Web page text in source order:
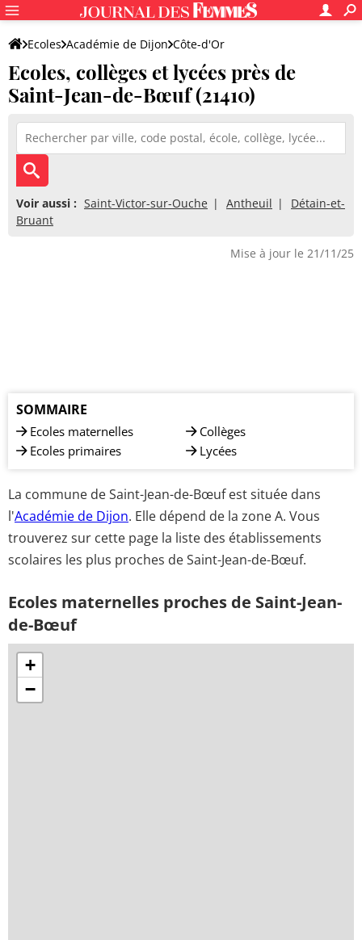
Ecoles Académie de Dijon Côte-d'Or
Ecoles, collèges et lycées près de
Saint-Jean-de-Bœuf (21410)
Voir aussi : Saint-Victor-sur-Ouche Antheuil
Détain-et-
Bruant
Mise à jour le 21/11/25
SOMMAIRE
Ecoles maternelles
Ecoles primaires
Collèges
Lycées
La commune de Saint-Jean-de-Bœuf est située dans
l'Académie de Dijon. Elle dépend de la zone A. Vous
trouverez sur cette page la liste des établissements
scolaires les plus proches de Saint-Jean-de-Bœuf.
Ecoles maternelles proches de Saint-Jean-
de-Bœuf
+
−